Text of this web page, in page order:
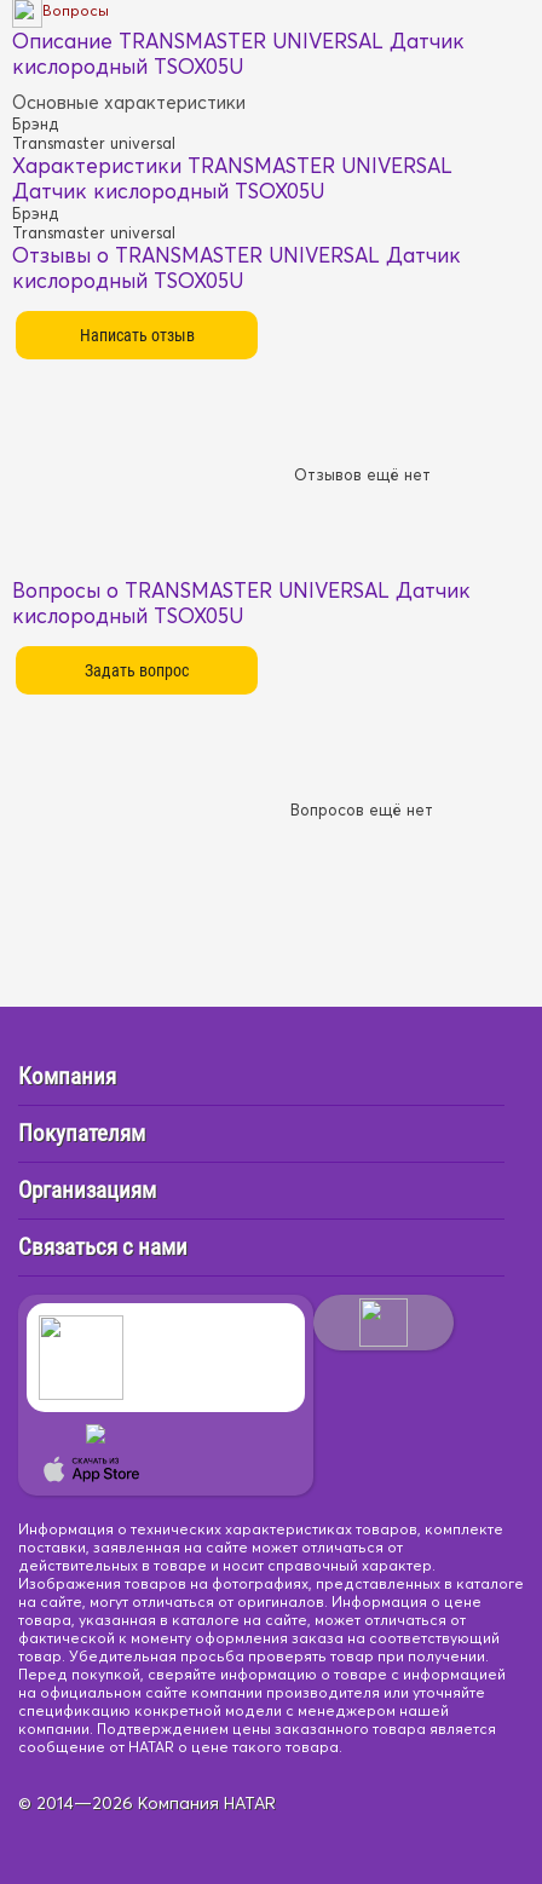
Вопросы
Описание TRANSMASTER UNIVERSAL Датчик
кислородный TSOX05U
Основные характеристики
Брэнд
Transmaster universal
Характеристики TRANSMASTER UNIVERSAL
Датчик кислородный TSOX05U
Брэнд
Transmaster universal
Отзывы о TRANSMASTER UNIVERSAL Датчик
кислородный TSOX05U
Отзывов ещё нет
Вопросы о TRANSMASTER UNIVERSAL Датчик
кислородный TSOX05U
Вопросов ещё нет
Компания
Покупателям
Организациям
Связаться с нами
Информация о технических характеристиках товаров, комплекте
поставки, заявленная на сайте может отличаться от
действительных в товаре и носит справочный характер.
Изображения товаров на фотографиях, представленных в каталоге
на сайте, могут отличаться от оригиналов. Информация о цене
товара, указанная в каталоге на сайте, может отличаться от
фактической к моменту оформления заказа на соответствующий
товар. Убедительная просьба проверять товар при получении.
Перед покупкой, сверяйте информацию о товаре с информацией
на официальном сайте компании производителя или уточняйте
спецификацию конкретной модели с менеджером нашей
компании. Подтверждением цены заказанного товара является
сообщение от HATAR о цене такого товара.
© 2014—2026 Компания HATAR